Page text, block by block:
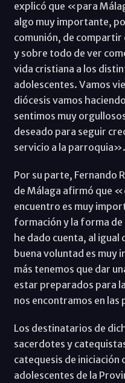
explicó que «para
algo muy importante,
comunión, de
y sobre todo de ver
vida cristiana a los
adolescentes. Vamos
diócesis vamos
sentimos muy
deseado para seguir
servicio a la parroquia».
Por su parte, Fernando
de Málaga afirmó que
encuentro es muy
formación y la forma de
he dado cuenta, al igual
buena voluntad es muy
más tenemos que dar
estar preparados para
nos encontramos en
Los destinatarios de
sacerdotes y
catequesis de iniciación
adolescentes de la